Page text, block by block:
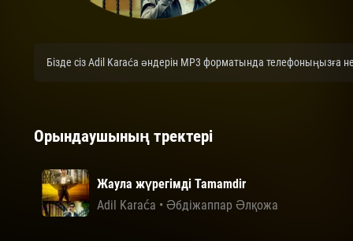
Бізде сіз Adil Karaća әндерін MP3 форматында телефоныңызға
Орындаушының тректері
Жаула жүрегімді Tamamdir
Adil Karaća • Әбдіжаппар Әлқожа